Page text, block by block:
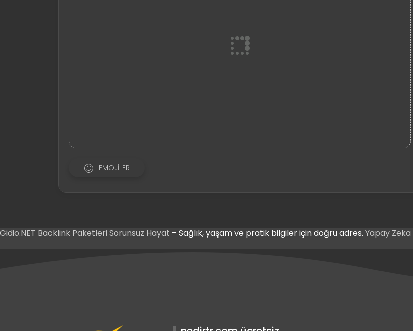
EMOJILER
Gidio.NET Backlink Paketleri Sorunsuz Hayat – Sağlık, yaşam ve pratik bilgiler için doğru adres. Yapay Zeka